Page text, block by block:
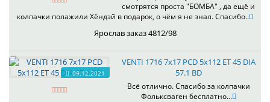
смотрятся проста "БОМБА" , да ещё и
колпачки полажили Хёндэй в подарок, о чём я не знал. Спасибо..
Ярослав заказ 4812/98
09.12.2021
VENTI 1716 7x17 PCD 5x112 ET 45 DIA
57.1 BD
Всё отлично. Спасибо за колпачки
Фольксваген бесплатно...